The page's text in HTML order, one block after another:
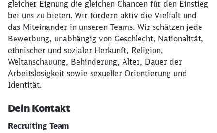
gleicher Eignung die gleichen Chancen für den Einstieg
bei uns zu bieten. Wir fördern aktiv die Vielfalt und
das Miteinander in unseren Teams. Wir schätzen jede
Bewerbung, unabhängig von Geschlecht, Nationalität,
ethnischer und sozialer Herkunft, Religion,
Weltanschauung, Behinderung, Alter, Dauer der
Arbeitslosigkeit sowie sexueller Orientierung und
Identität.
Dein Kontakt
Recruiting Team